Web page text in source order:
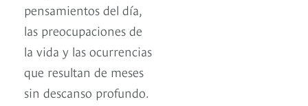
pensamientos del día,
las preocupaciones de
la vida y las ocurrencias
que resultan de meses
sin descanso profundo.